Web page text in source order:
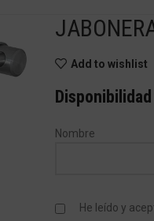
Add to wishlist
Nombre
He leído y